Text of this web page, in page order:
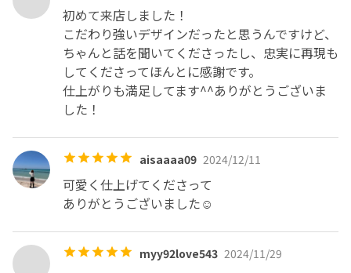
初めて来店しました！
こだわり強いデザインだったと思うんですけど、
ちゃんと話を聞いてくださったし、忠実に再現も
してくださってほんとに感謝です。
仕上がりも満足してます^^ありがとうございま
した！
aisaaaa09 2024/12/11
可愛く仕上げてくださって
ありがとうございました☺️
myy92love543 2024/11/29